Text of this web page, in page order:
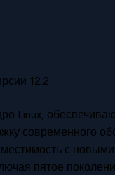
12.2:
Linux,
современного
с
пятое